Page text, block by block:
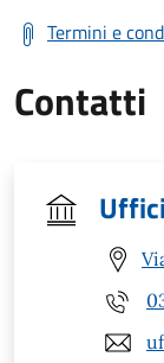
Termini e
Contatti